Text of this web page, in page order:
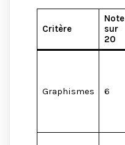
Critère
Note
sur
20
Graphismes 6